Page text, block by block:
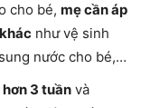
cho bé, mẹ cần áp
như vệ sinh
nước cho bé,…
3 tuần và